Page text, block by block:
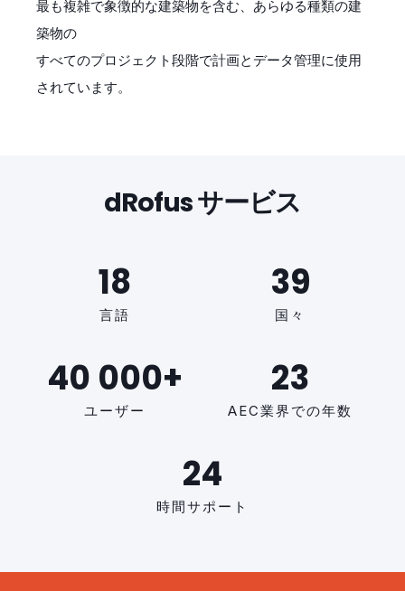
最も複雑で象徴的な建築物を含む、あらゆる種類の建
築物の
すべてのプロジェクト段階で計画とデータ管理に使用
されています。
dRofus サービス
18
言語
39
国々
40 000+
ユーザー
23
AEC業界での年数
24
時間サポート